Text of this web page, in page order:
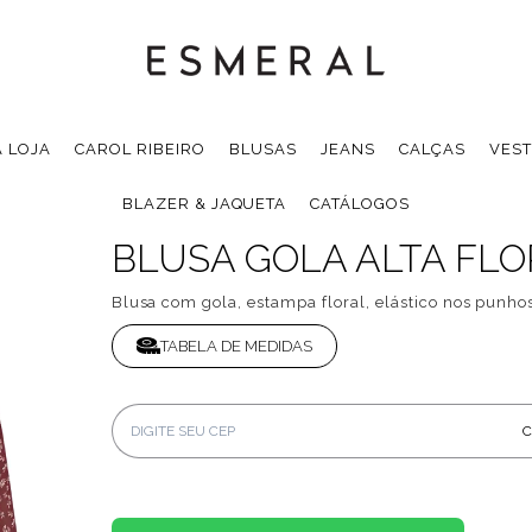
LOJA CAROL RIBEIRO BLUSAS JEANS CALÇAS
BLAZER & JAQUETA CATÁLOGOS
BLUSA GOLA ALTA
Blusa com gola, estampa floral, elástico nos
TABELA DE MEDIDAS